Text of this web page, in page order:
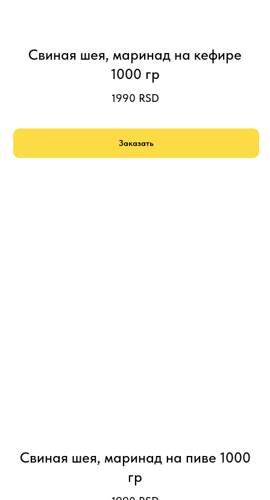
Свиная шея, маринад на кефире
1000 гр
1990 RSD
Заказать
Свиная шея, маринад на пиве 1000
гр